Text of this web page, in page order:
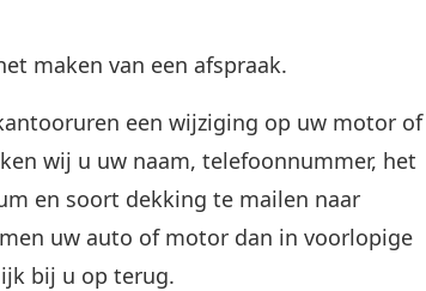
maken van een afspraak.
een wijziging op uw motor of
wij u uw naam, telefoonnummer, het
en soort dekking te mailen naar
uw auto of motor dan in voorlopige
bij u op terug.